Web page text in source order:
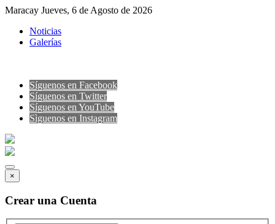
Maracay Jueves, 6 de Agosto de 2026
Noticias
Galerías
Síguenos en Facebook
Síguenos en Twitter
Síguenos en YouTube
Sìguenos en Instagram
×
Crear una Cuenta